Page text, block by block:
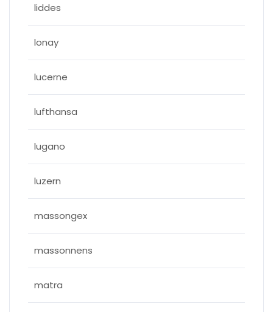
liddes
lonay
lucerne
lufthansa
lugano
luzern
massongex
massonnens
matra